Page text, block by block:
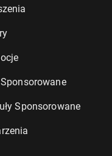
Sponsorowane